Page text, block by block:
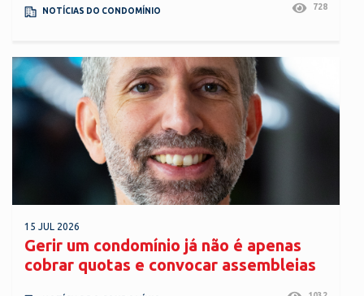
NOTÍCIAS DO CONDOMÍNIO 728
15 JUL 2026
Gerir um condomínio já não é apenas
cobrar quotas e convocar assembleias